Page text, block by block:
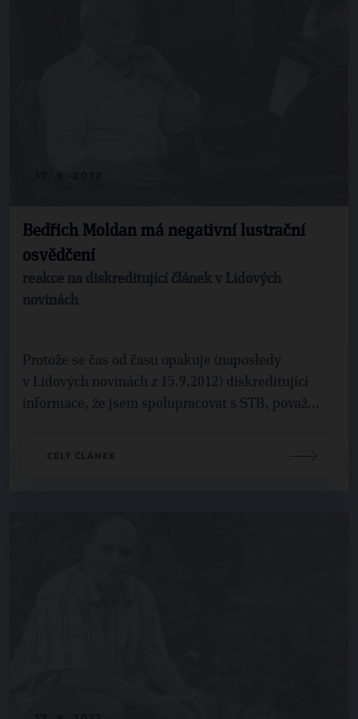
Bedřich Moldan má negativní lustrační
osvědčení
reakce na diskreditující článek v Lidových
novinách
Protože se čas od času opakuje (naposledy
v Lidových novinách z 15.9.2012) diskreditující
informace, že jsem spolupracovat s STB, považ...
CELÝ ČLÁNEK